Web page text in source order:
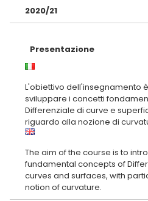
2020/21
Presentazione
L'obiettivo dell'insegnamento
sviluppare i concetti
Differenziale di curve e
The aim of the course is to
fundamental concepts of
curves and surfaces, with